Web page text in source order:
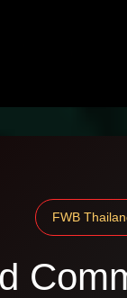
FWB